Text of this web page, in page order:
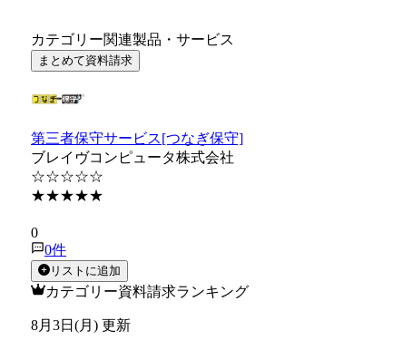
カテゴリー関連製品・サービス
まとめて資料請求
第三者保守サービス[つなぎ保守]
ブレイヴコンピュータ株式会社
☆☆☆☆☆
★★★★★
0
0件
リストに追加
カテゴリー資料請求ランキング
8月3日(月) 更新